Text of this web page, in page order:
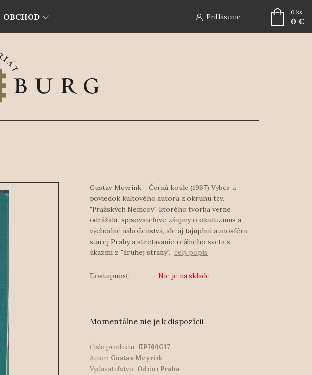
OBCHOD Prihlásenie
0 ks
0 €
Gustav Meyrink - Černá koule (1967) Výber z
poviedok kultového autora z okruhu tzv.
"Pražských Nemcov", ktorého tvorba verne
odrážala spisovateľove záujmy o okultizmus a
východné náboženstvá, ale aj tajuplnú atmosféru
starej Prahy a stretávanie reálneho sveta s
úkazmi z "druhej strany". celý popis
Dostupnosť Nie je na sklade
Momentálne nie je k dispozícii
Číslo produktu: KP760G17
Autor: Gustav Meyrink
Vydavateľstvo: Odeon Praha